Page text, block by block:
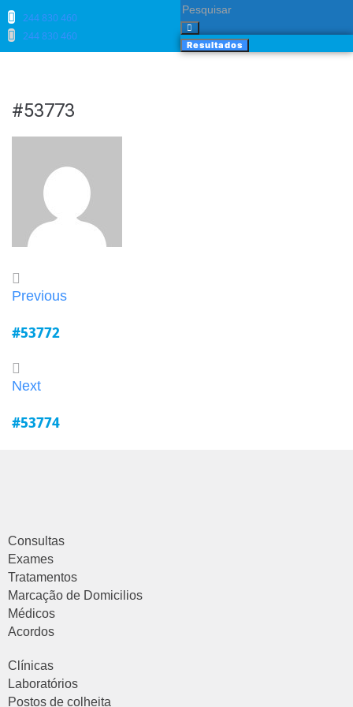
244 830 460​
244 830 460​
Resultados
#53773
Previous
#53772
Next
#53774
Consultas
Exames
Tratamentos
Marcação de Domicilios
Médicos
Acordos
Clínicas
Laboratórios
Postos de colheita